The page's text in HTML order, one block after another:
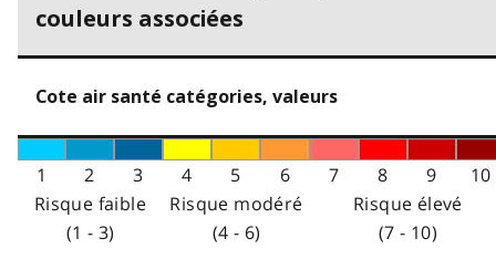
couleurs associées
Cote air santé catégories, valeurs
1 2 3 4 5 6 7 8 9
10
Risque faible
(1 - 3)
Risque modéré
(4 - 6)
Risque élevé
(7 - 10)